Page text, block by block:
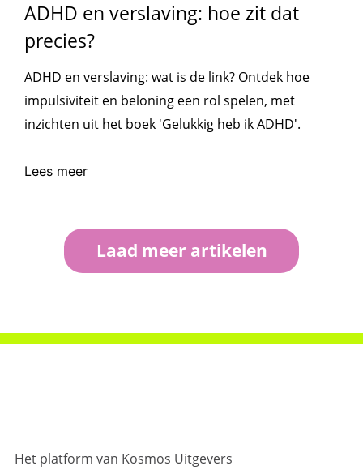
ADHD en verslaving: hoe zit dat
precies?
ADHD en verslaving: wat is de link? Ontdek hoe
impulsiviteit en beloning een rol spelen, met
inzichten uit het boek 'Gelukkig heb ik ADHD'.
Lees meer
Laad meer artikelen
Het platform van Kosmos Uitgevers